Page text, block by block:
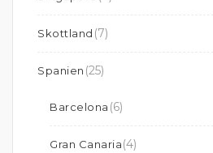
Skottland (7)
Spanien (25)
Barcelona (6)
Gran Canaria(4)